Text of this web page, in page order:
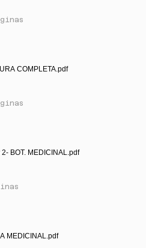
COMPLETA.pdf
BOT. MEDICINAL.pdf
MEDICINAL.pdf